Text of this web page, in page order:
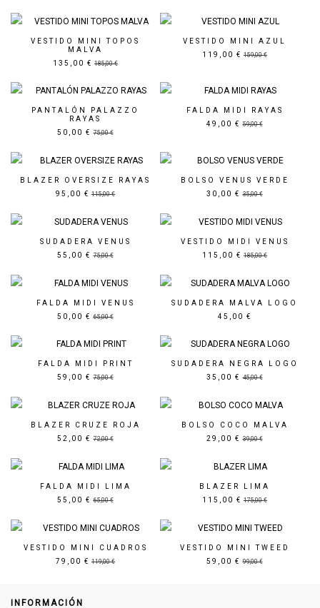
Precio rebajado
VESTIDO MINI TOPOS
MALVA
135,00 € 185,00 €
Precio rebajado
VESTIDO MINI AZUL
119,00 € 159,00 €
Precio rebajado
PANTALÓN PALAZZO
RAYAS
50,00 € 75,00 €
Precio rebajado
FALDA MIDI RAYAS
49,00 € 59,00 €
Precio rebajado
BLAZER OVERSIZE RAYAS
95,00 € 115,00 €
Precio rebajado
BOLSO VENUS VERDE
30,00 € 35,00 €
Precio rebajado
SUDADERA VENUS
55,00 € 75,00 €
Precio rebajado
VESTIDO MIDI VENUS
115,00 € 185,00 €
Precio rebajado
FALDA MIDI VENUS
50,00 € 65,00 €
SUDADERA MALVA LOGO
45,00 €
Precio rebajado
FALDA MIDI PRINT
59,00 € 75,00 €
Precio rebajado
SUDADERA NEGRA LOGO
35,00 € 45,00 €
Precio rebajado
BLAZER CRUZE ROJA
52,00 € 72,00 €
Precio rebajado
BOLSO COCO MALVA
29,00 € 39,00 €
Precio rebajado
FALDA MIDI LIMA
55,00 € 65,00 €
Precio rebajado
BLAZER LIMA
115,00 € 175,00 €
Precio rebajado
VESTIDO MINI CUADROS
79,00 € 119,00 €
Precio rebajado
VESTIDO MINI TWEED
59,00 € 99,00 €
INFORMACIÓN